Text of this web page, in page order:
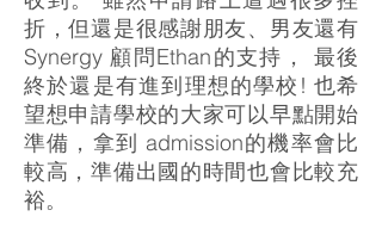
折，但還是很感謝朋友、男友還有
Synergy 顧問Ethan的支持， 最後
終於還是有進到理想的學校! 也希
望想申請學校的大家可以早點開始
準備，拿到 admission的機率會比
較高，準備出國的時間也會比較充
裕。